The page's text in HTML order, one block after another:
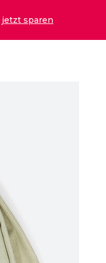
jetzt sparen